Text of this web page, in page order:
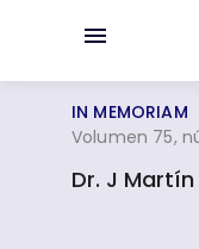
IN MEMORIAM
Volumen 75,
Dr. J